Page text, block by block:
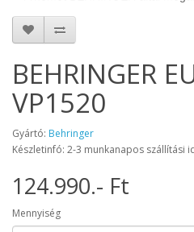
BEHRINGER
VP1520
Gyártó: Behringer
Készletinfó: 2-3 munkanapos szállítási
124.990.- Ft
Mennyiség